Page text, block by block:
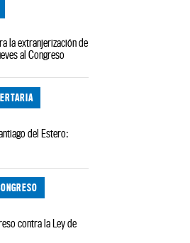
la extranjerización de
al Congreso
del Estero:
contra la Ley de